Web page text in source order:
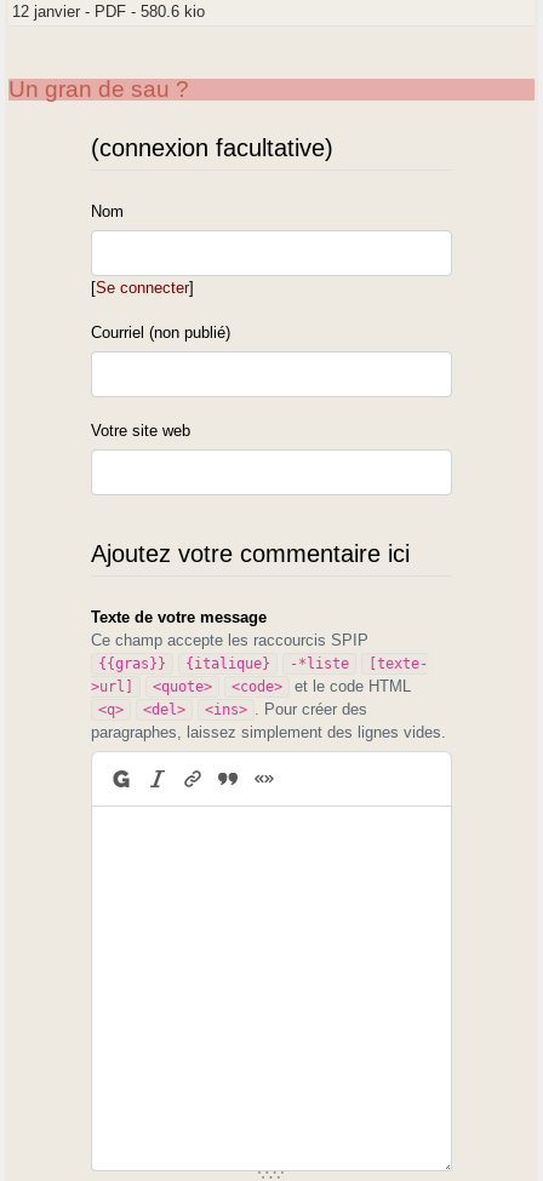
12 janvier - PDF -580.6 kio
Un gran de sau ?
(connexion facultative)
Nom
[Se connecter]
Courriel (non publié)
Votre site web
Ajoutez votre commentaire ici
Texte de votre message
Ce champ accepte les raccourcis SPIP
{{gras}} {italique} -*liste
[texte-
>url]
<quote> <code> et le code HTML
<q> <del> <ins> . Pour créer des
paragraphes, laissez simplement des lignes vides.